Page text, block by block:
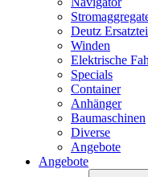
Deutz
Winden
Elektrische
Specials
Container
Anhänger
Baumaschinen
Diverse
Angebote
Angebote